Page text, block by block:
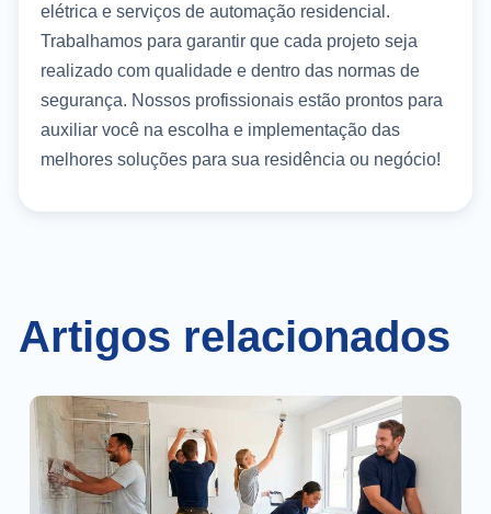
elétrica e serviços de automação residencial.
Trabalhamos para garantir que cada projeto seja
realizado com qualidade e dentro das normas de
segurança. Nossos profissionais estão prontos para
auxiliar você na escolha e implementação das
melhores soluções para sua residência ou negócio!
Artigos relacionados